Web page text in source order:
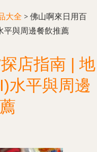
大全 > 佛山啊來日用百
平與周邊餐飲推薦
店指南 | 地
水平與周邊